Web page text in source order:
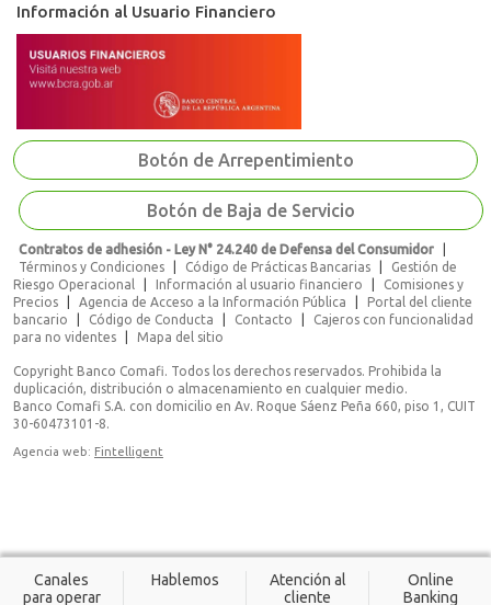
Información al Usuario Financiero
Botón de Arrepentimiento
Botón de Baja de Servicio
Contratos de adhesión - Ley N° 24.240 de Defensa del Consumidor
Términos y Condiciones
Código de Prácticas Bancarias
Gestión de
Riesgo Operacional
Información al usuario financiero
Comisiones y
Precios
Agencia de Acceso a la Información Pública
Portal del cliente
bancario
Código de Conducta Contacto
Cajeros con funcionalidad
para no videntes
Mapa del sitio
Copyright Banco Comafi. Todos los derechos reservados. Prohibida la
duplicación, distribución o almacenamiento en cualquier medio.
Banco Comafi S.A. con domicilio en Av. Roque Sáenz Peña 660, piso 1, CUIT
30-60473101-8.
Agencia web: Fintelligent
Canales
para operar
Hablemos
Atención al
cliente
Online
Banking